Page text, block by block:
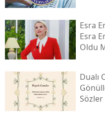
Esra
Esra
Oldu
Dualı
Sözler